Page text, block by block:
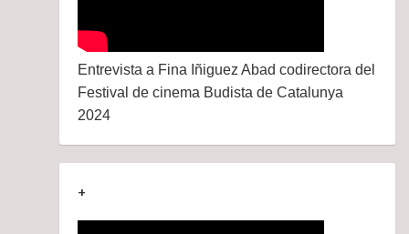
Entrevista a Fina Iñiguez Abad codirectora del
Festival de cinema Budista de Catalunya
2024
+